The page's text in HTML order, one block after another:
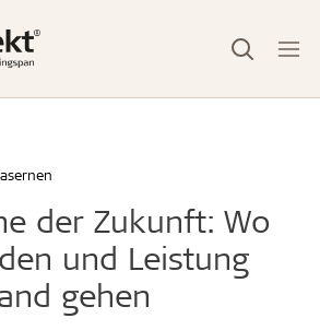
der Zukunft: Wo
und Leistung
gehen